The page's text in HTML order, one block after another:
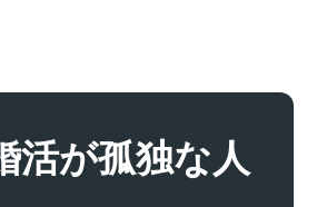
活が孤独な人